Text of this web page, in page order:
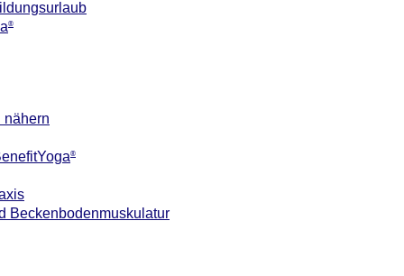
®
nähern
®
Beckenbodenmuskulatur